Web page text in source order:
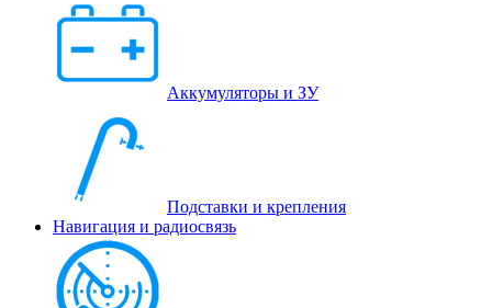
Аккумуляторы и ЗУ
Подставки и крепления
Навигация и радиосвязь